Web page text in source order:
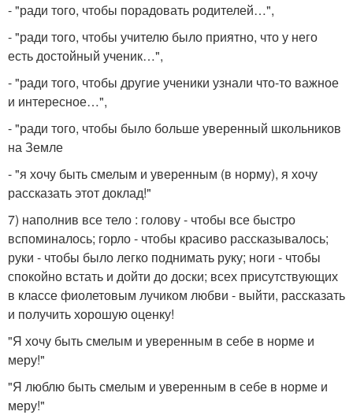
- "ради того, чтобы порадовать родителей…",
- "ради того, чтобы учителю было приятно, что у него
есть достойный ученик…",
- "ради того, чтобы другие ученики узнали что-то важное
и интересное…",
- "ради того, чтобы было больше уверенный школьников
на Земле
- "я хочу быть смелым и уверенным (в норму), я хочу
рассказать этот доклад!"
7) наполнив все тело : голову - чтобы все быстро
вспоминалось; горло - чтобы красиво рассказывалось;
руки - чтобы было легко поднимать руку; ноги - чтобы
спокойно встать и дойти до доски; всех присутствующих
в классе фиолетовым лучиком любви - выйти, рассказать
и получить хорошую оценку!
"Я хочу быть смелым и уверенным в себе в норме и
меру!"
"Я люблю быть смелым и уверенным в себе в норме и
меру!"